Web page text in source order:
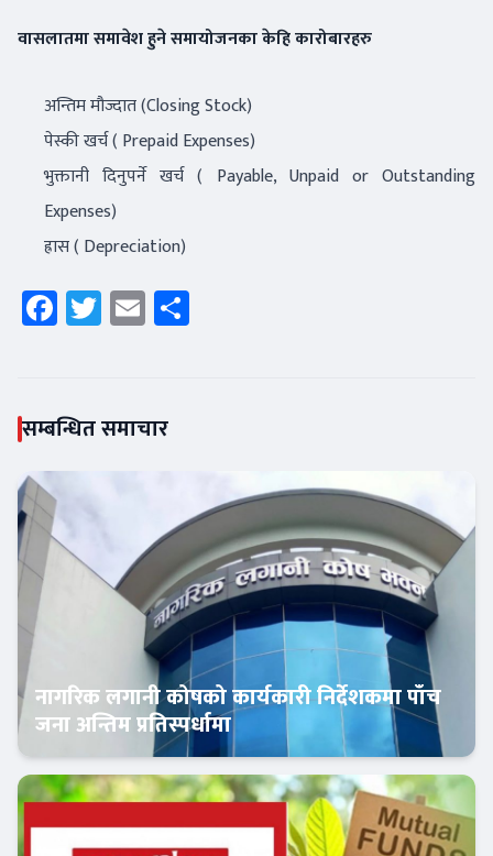
वासलातमा समावेश हुने समायोजनका केहि कारोबारहरु
अन्तिम मौज्दात (Closing Stock)
पेस्की खर्च ( Prepaid Expenses)
भुक्तानी दिनुपर्ने खर्च ( Payable, Unpaid or Outstanding
Expenses)
ह्रास ( Depreciation)
Facebook
Twitter
Email
सम्बन्धित समाचार
Banner News
नागरिक लगानी कोषको कार्यकारी निर्देशकमा पाँच
जना अन्तिम प्रतिस्पर्धामा